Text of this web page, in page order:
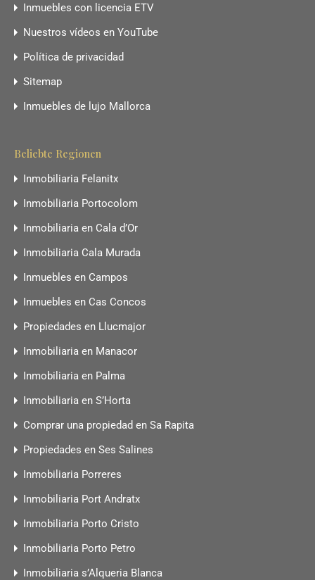
Inmuebles con licencia ETV
Nuestros vídeos en YouTube
Política de privacidad
Sitemap
Inmuebles de lujo Mallorca
Beliebte Regionen
Inmobiliaria Felanitx
Inmobiliaria Portocolom
Inmobiliaria en Cala d’Or
Inmobiliaria Cala Murada
Inmuebles en Campos
Inmuebles en Cas Concos
Propiedades en Llucmajor
Inmobiliaria en Manacor
Inmobiliaria en Palma
Inmobiliaria en S’Horta
Comprar una propiedad en Sa Rapita
Propiedades en Ses Salines
Inmobiliaria Porreres
Inmobiliaria Port Andratx
Inmobiliaria Porto Cristo
Inmobiliaria Porto Petro
Inmobiliaria s’Alqueria Blanca